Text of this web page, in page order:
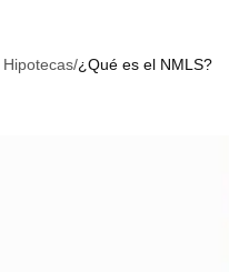
/¿Qué es el NMLS?